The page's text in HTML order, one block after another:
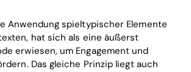
Anwendung spieltypischer Elemente
hat sich als eine äußerst
erwiesen, um Engagement und
Das gleiche Prinzip liegt auch